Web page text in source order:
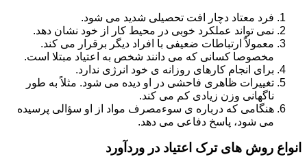
فرد معتاد دچار افت تحصیلی شدید می شود.
نمی تواند عملکرد خوبی در محیط کار از خود نشان دهد.
معمولاً ارتباطات ضعیفی با افراد دیگر برقرار می کند.
مخصوصا کسانی که می دانند شخص به اعتیاد مبتلا است.
برای انجام کارهای روزانه ی خود انرژی ندارد.
تغییرات ظاهری فاحشی در او دیده می شود. مثلاً به طور
ناگهانی وزن زیادی کم می کند.
هنگامی که درباره ی سوءمصرف مواد از او سؤالی پرسیده
می شود، پاسخ دفاعی می دهد.
انواع روش های ترک اعتیاد در وردآورد